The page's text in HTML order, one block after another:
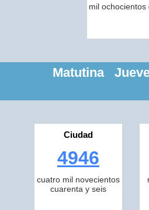
mil ochocientos
Matutina
Ciudad
4946
cuatro mil novecientos
cuarenta y seis